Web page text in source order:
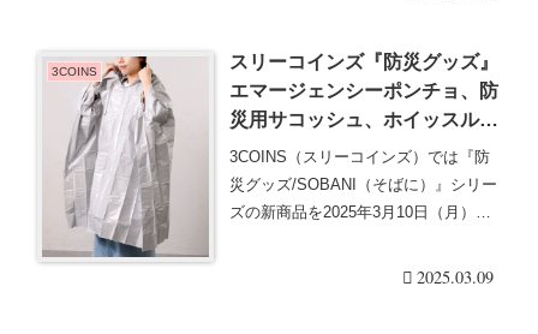
3COINS
スリーコインズ『防災グッズ』
エマージェンシーポンチョ、防
災用サコッシュ、ホイッスル付
きポーチ、携帯トイレ、圧縮や
真空パックの下着＆タオルなど
が新発売！
3COINS（スリーコインズ）では『防
災グッズ/SOBANI（そばに）』シリー
ズの新商品を2025年3月10日（月）か
2025.03.09